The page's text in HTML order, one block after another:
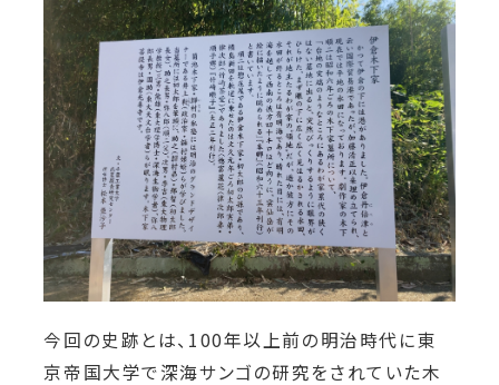
今回の史跡とは、100年以上前の明治時代に東
京帝国大学で深海サンゴの研究をされていた木